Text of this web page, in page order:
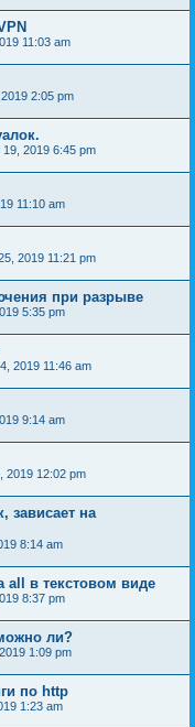
11:03 am
2:05 pm
19, 2019 6:45 pm
11:10 am
2019 11:21 pm
при разрыве
5:35 pm
2019 11:46 am
9:14 am
2019 12:02 pm
зависает на
8:14 am
all в текстовом виде
8:37 pm
ли?
1:09 pm
по http
1:23 am